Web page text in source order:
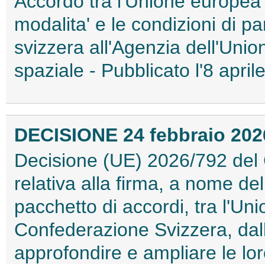
modalita' e le condizioni di
svizzera all'Agenzia
spaziale - Pubblicato l'8
DECISIONE 24 febbraio
Decisione (UE) 2026/792
relativa alla firma, a nome
pacchetto di accordi, tra
Confederazione Svizzera,
approfondire e ampliare le